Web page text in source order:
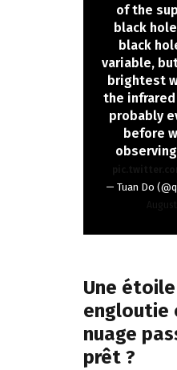
of the
black
black
variable,
brightest
the
probably
before
— Tuan Do
Une étoile
engloutie
nuage
prêt ?